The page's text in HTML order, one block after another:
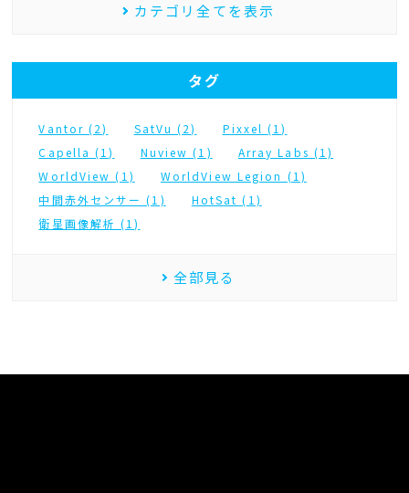
カテゴリ全てを表示
タグ
Vantor (2) SatVu (2)
Pixxel (1)
Capella (1)
Nuview (1)
Array Labs (1)
WorldView (1)
WorldView Legion (1)
中間赤外センサー (1)
HotSat (1)
衛星画像解析 (1)
全部見る